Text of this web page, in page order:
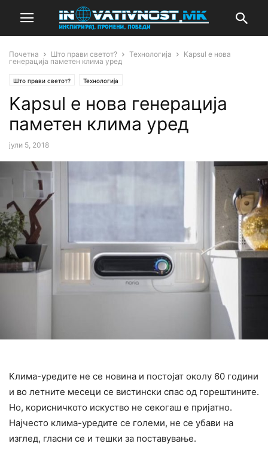
Почетна Што прави светот? Технологија
Kapsul е нова
генерација паметен клима уред
Што прави светот? Технологија
Kapsul е нова генерација
паметен клима уред
јули 5, 2018
Клима-уредите не се новина и постојат околу 60 години
и во летните месеци се вистински спас од горештините.
Но, корисничкото искуство не секогаш е пријатно.
Најчесто клима-уредите се големи, не се убави на
изглед, гласни се и тешки за поставување.